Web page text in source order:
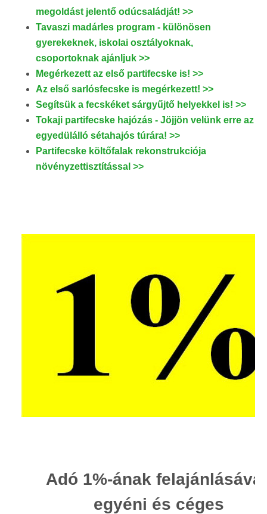
megoldást jelentő odúcsaládját! >>
Tavaszi madárles program - különösen
gyerekeknek, iskolai osztályoknak,
csoportoknak ajánljuk >>
Megérkezett az első partifecske is! >>
Az első sarlósfecske is megérkezett! >>
Segítsük a fecskéket sárgyűjtő helyekkel is! >>
Tokaji partifecske hajózás - Jöjjön velünk erre az
egyedülálló sétahajós túrára! >>
Partifecske költőfalak rekonstrukciója
növényzettisztítással >>
Adó 1%-ának felajánlásával
egyéni és céges